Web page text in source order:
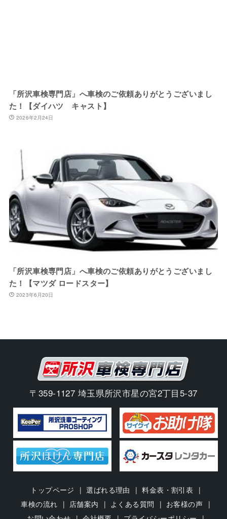
「所沢車検専門店」へ車検のご依頼ありがとうございまし
た！【ダイハツ キャスト】
2026年2月24日
「所沢車検専門店」へ車検のご依頼ありがとうございまし
た！【マツダ ロードスター】
2023年6月20日
〒359-1127 埼玉県所沢市星の宮2丁目5-37
トップページ 選ばれる理由
料金表・割引表
車検の流れ
店舗案内 よくある質問
お客様の声